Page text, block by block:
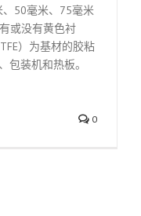
50毫米、75毫米
或没有黄色衬
）为基材的胶粘
包装机和热板。
0